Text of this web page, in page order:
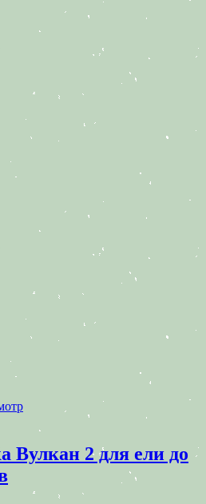
Вулкан 2 для ели до